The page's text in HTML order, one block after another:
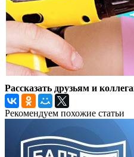
Рассказать друзьям и
Рекомендуем похожие статьи